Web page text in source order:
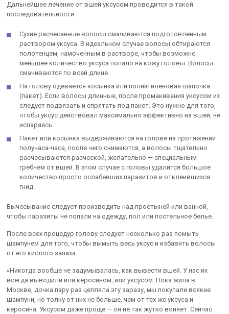
Дальнейшее лечение от вшей уксусом проводится в такой
последовательности:
Сухие расчесанные волосы смачиваются подготовленным
раствором уксуса. В идеальном случае волосы обтираются
полотенцем, намоченным в растворе, чтобы возможно
меньшее количество уксуса попало на кожу головы. Волосы
смачиваются по всей длине.
На голову одевается косынка или полиэтиленовая шапочка
(пакет). Если волосы длинные, после промакивания уксусом их
следует подвязать и спрятать под пакет. Это нужно для того,
чтобы уксус действовал максимально эффективно на вшей, не
испаряясь.
Пакет или косынка выдерживаются на голове на протяжении
получаса-часа, после чего снимаются, а волосы тщательно
расчесываются расческой, желательно — специальным
гребнем от вшей. В этом случае с головы удалится большое
количество просто ослабевших паразитов и отклеившихся
гнид.
Вычесывание следует производить над простыней или ванной,
чтобы паразиты не попали на одежду, пол или постельное белье.
После всех процедур голову следует несколько раз помыть
шампунем для того, чтобы вымыть весь уксус и избавить волосы
от его кислого запаха.
«Никогда вообще не задумывалась, как вывести вшей. У нас их
всегда выводили или керосином, или уксусом. Пока жила в
Москве, дочка пару раз цепляла эту заразу, мы покупали всякие
шампуни, но толку от них не больше, чем от тех же уксуса и
керосина. Уксусом даже проще — он не так жутко воняет. Сейчас